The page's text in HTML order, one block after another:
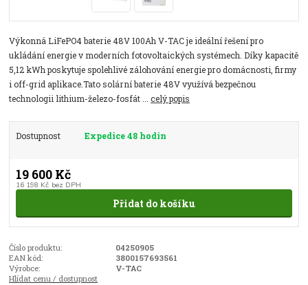
Výkonná LiFePO4 baterie 48V 100Ah V-TAC je ideální řešení pro
ukládání energie v moderních fotovoltaických systémech. Díky kapacitě
5,12 kWh poskytuje spolehlivé zálohování energie pro domácnosti, firmy
i off-grid aplikace.Tato solární baterie 48V využívá bezpečnou
technologii lithium-železo-fosfát ...celý popis
Dostupnost Expedice 48 hodin
19 600 Kč
16 198 Kč bez DPH
Přidat do košíku
Číslo produktu:
04250905
EAN kód:
3800157693561
Výrobce:
V-TAC
Hlídat cenu / dostupnost